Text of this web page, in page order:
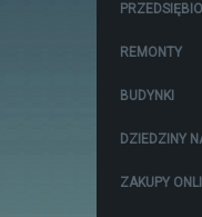
REMONTY
BUDYNKI
DZIEDZINY
ZAKUPY